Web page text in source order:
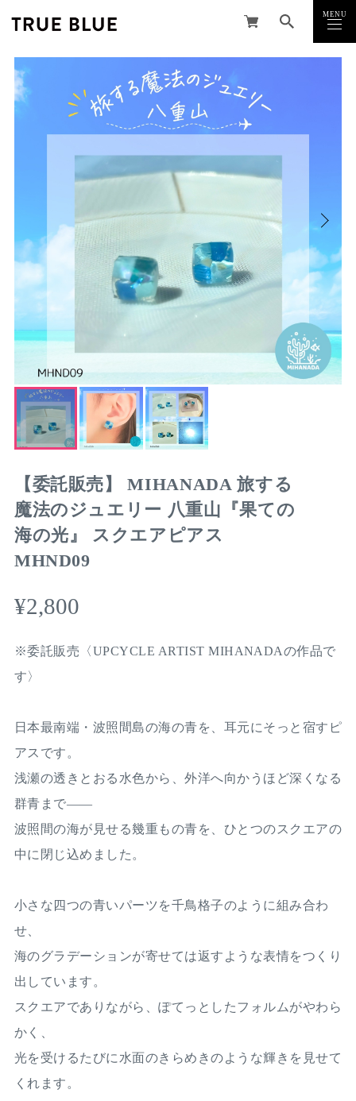
MENU
CLOSE
【委託販売】 MIHANADA 旅する
魔法のジュエリー 八重山『果ての
海の光』 スクエアピアス
MHND09
¥2,800
※委託販売〈UPCYCLE ARTIST MIHANADAの作品で
す〉
日本最南端・波照間島の海の青を、耳元にそっと宿すピ
アスです。
浅瀬の透きとおる水色から、外洋へ向かうほど深くなる
群青まで——
波照間の海が見せる幾重もの青を、ひとつのスクエアの
中に閉じ込めました。
小さな四つの青いパーツを千鳥格子のように組み合わ
せ、
海のグラデーションが寄せては返すような表情をつくり
出しています。
スクエアでありながら、ぽてっとしたフォルムがやわら
かく、
光を受けるたびに水面のきらめきのような輝きを見せて
くれます。